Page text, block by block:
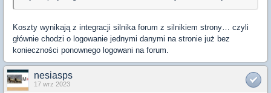
Koszty wynikają z integracji silnika forum z silnikiem strony… czyli
głównie chodzi o logowanie jednymi danymi na stronie już bez
konieczności ponownego logowani na forum.
nesiasps
17 wrz 2023